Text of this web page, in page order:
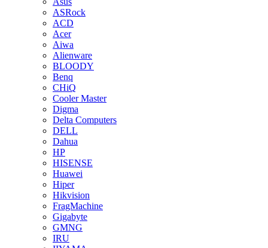
ASRock
ACD
Acer
Aiwa
Alienware
BLOODY
Benq
CHiQ
Cooler Master
Digma
Delta Computers
DELL
Dahua
HP
HISENSE
Huawei
Hiper
Hikvision
FragMachine
Gigabyte
GMNG
IRU